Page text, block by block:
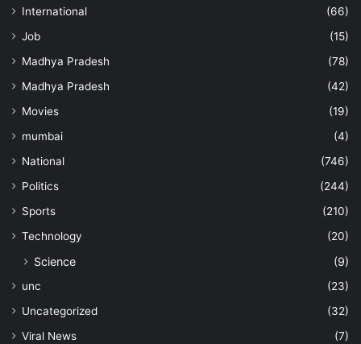
International
(66)
Job
(15)
Madhya Pradesh
(78)
Madhya Pradesh
(42)
Movies
(19)
mumbai
(4)
National
(746)
Politics
(244)
Sports
(210)
Technology
(20)
Science (9)
unc
(23)
Uncategorized
(32)
Viral News
(7)